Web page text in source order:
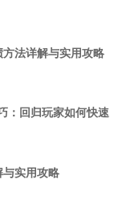
法详解与实用攻略
：回归玩家如何快速
与实用攻略